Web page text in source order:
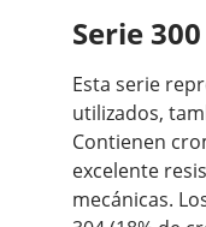
Serie 300
Esta serie
utilizados,
Contienen
excelente
mecánicas.